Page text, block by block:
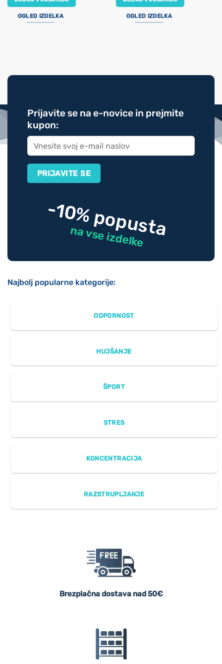
OGLED IZDELKA OGLED IZDELKA
Prijavite se na e-novice in prejmite
kupon:
-10% popusta
na vse izdelke
Najbolj popularne kategorije:
ODPORNOST
HUJŠANJE
ŠPORT
STRES
KONCENTRACIJA
RAZSTRUPLJANJE
Brezplačna dostava nad 50€